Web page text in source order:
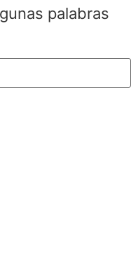
palabras